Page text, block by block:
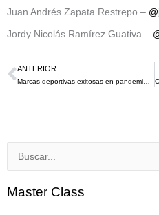
Juan Andrés Zapata Restrepo –
Jordy Nicolás Ramírez Guativa –
Ant
ANTERIOR
Buscar
Master Class